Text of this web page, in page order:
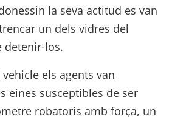
la seva actitud es van
un dels vidres del
detenir-los.
vehicle els agents van
eines susceptibles de ser
robatoris amb força, un